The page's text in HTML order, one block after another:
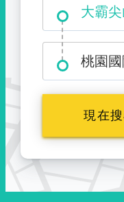
台中市
大霸
桃園
現在